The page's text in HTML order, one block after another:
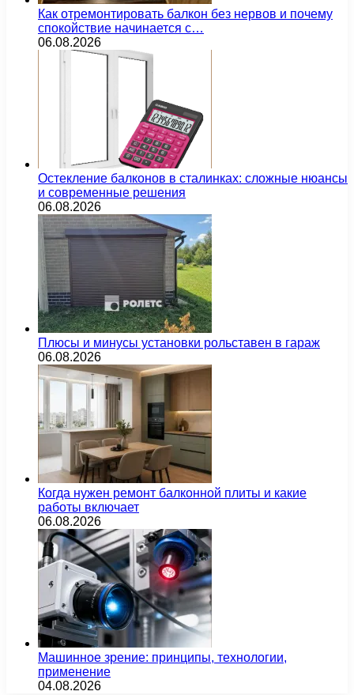
Как отремонтировать балкон без нервов и почему
спокойствие начинается с…
06.08.2026
Остекление балконов в сталинках: сложные нюансы
и современные решения
06.08.2026
Плюсы и минусы установки рольставен в гараж
06.08.2026
Когда нужен ремонт балконной плиты и какие
работы включает
06.08.2026
Машинное зрение: принципы, технологии,
применение
04.08.2026